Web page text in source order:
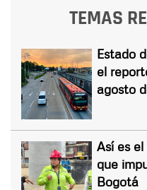
TEMAS
Estado
el
agosto
Así es
que
Bogotá